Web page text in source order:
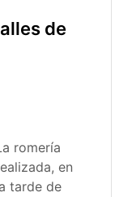
de
romería
en
tarde de